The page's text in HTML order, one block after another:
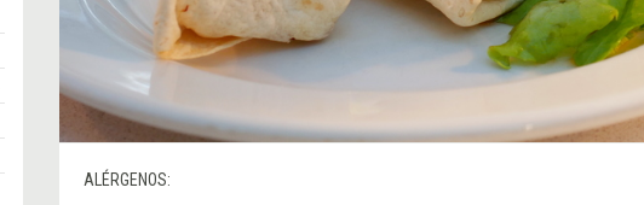
ALÉRGENOS: